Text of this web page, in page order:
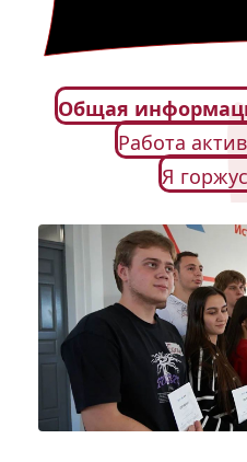
Общая
Работа
Я